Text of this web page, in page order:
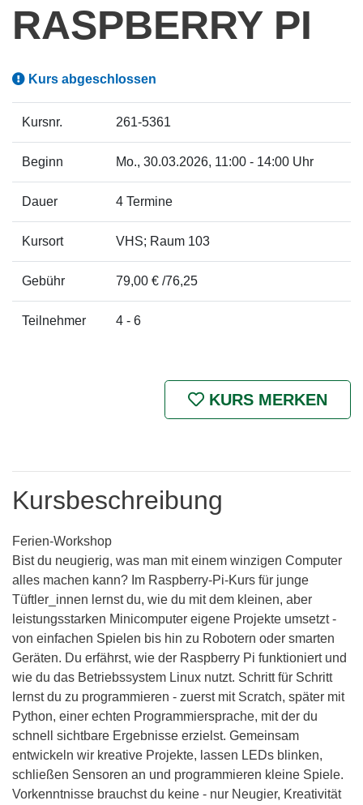
RASPBERRY PI
Kurs abgeschlossen
Kursnr. 261-5361
Beginn Mo., 30.03.2026, 11:00 - 14:00 Uhr
Dauer 4 Termine
Kursort VHS; Raum 103
Gebühr 79,00 € /76,25
Teilnehmer 4 - 6
KURS MERKEN
Kursbeschreibung
Ferien-Workshop
Bist du neugierig, was man mit einem winzigen Computer
alles machen kann? Im Raspberry-Pi-Kurs für junge
Tüftler_innen lernst du, wie du mit dem kleinen, aber
leistungsstarken Minicomputer eigene Projekte umsetzt -
von einfachen Spielen bis hin zu Robotern oder smarten
Geräten. Du erfährst, wie der Raspberry Pi funktioniert und
wie du das Betriebssystem Linux nutzt. Schritt für Schritt
lernst du zu programmieren - zuerst mit Scratch, später mit
Python, einer echten Programmiersprache, mit der du
schnell sichtbare Ergebnisse erzielst. Gemeinsam
entwickeln wir kreative Projekte, lassen LEDs blinken,
schließen Sensoren an und programmieren kleine Spiele.
Vorkenntnisse brauchst du keine - nur Neugier, Kreativität